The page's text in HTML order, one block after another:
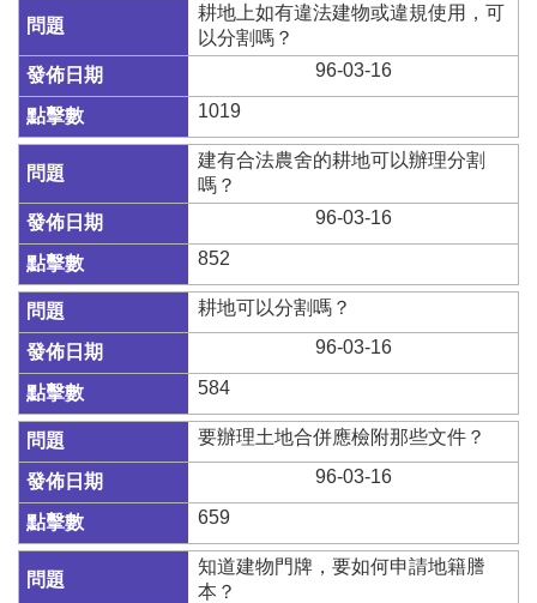
覽
English
臺
南
市
政
府
地
政
局
政
府
資
訊
公
開
隱
私
權
與
耕地上如有違法建物或違規使用，可
以分割嗎？
96-03-16
1019
建有合法農舍的耕地可以辦理分割
嗎？
96-03-16
852
耕地可以分割嗎？
96-03-16
584
要辦理土地合併應檢附那些文件？
96-03-16
659
知道建物門牌，要如何申請地籍謄
本？